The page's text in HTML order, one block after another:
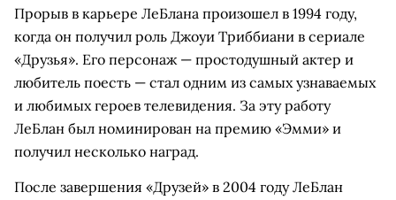
Прорыв в карьере ЛеБлана произошел в 1994 году,
когда он получил роль Джоуи Триббиани в сериале
«Друзья». Его персонаж — простодушный актер и
любитель поесть — стал одним из самых узнаваемых
и любимых героев телевидения. За эту работу
ЛеБлан был номинирован на премию «Эмми» и
получил несколько наград.
После завершения «Друзей» в 2004 году ЛеБлан